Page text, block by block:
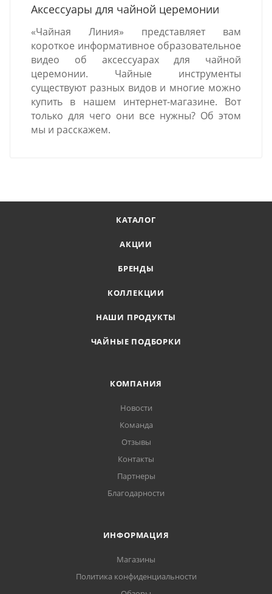
Аксессуары для чайной церемонии
«Чайная Линия» представляет вам
короткое информативное образовательное
видео об аксессуарах для чайной
церемонии. Чайные инструменты
существуют разных видов и многие можно
купить в нашем интернет-магазине. Вот
только для чего они все нужны? Об этом
мы и расскажем.
КАТАЛОГ
АКЦИИ
БРЕНДЫ
КОЛЛЕКЦИИ
НАШИ ПРОДУКТЫ
ЧАЙНЫЕ ПОДБОРКИ
КОМПАНИЯ
Новости
Команда
Отзывы
Контакты
Партнеры
Благодарности
ИНФОРМАЦИЯ
Магазины
Политика конфиденциальности